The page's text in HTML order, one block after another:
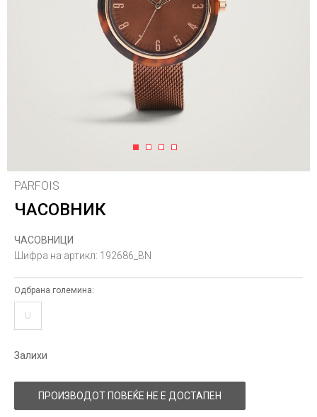
1 2 3 4
PARFOIS
ЧАСОВНИК
ЧАСОВНИЦИ
Шифра на артикл: 192686_BN
Одбрана големина:
U
Залихи
ПРОИЗВОДОТ ПОВЕЌЕ НЕ Е ДОСТАПЕН